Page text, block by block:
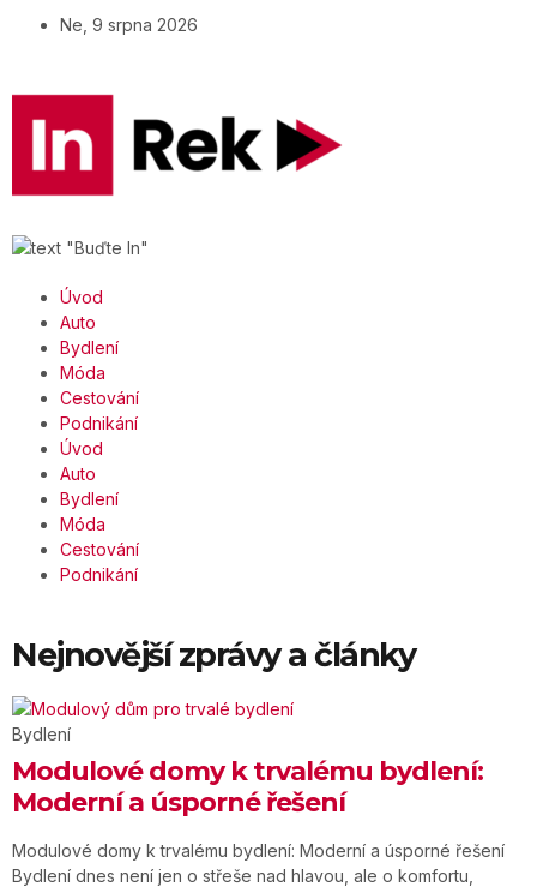
Ne, 9 srpna 2026
Úvod
Auto
Bydlení
Móda
Cestování
Podnikání
Úvod
Auto
Bydlení
Móda
Cestování
Podnikání
Nejnovější zprávy a články
Bydlení
Modulové domy k trvalému bydlení:
Moderní a úsporné řešení
Modulové domy k trvalému bydlení: Moderní a úsporné řešení
Bydlení dnes není jen o střeše nad hlavou, ale o komfortu,